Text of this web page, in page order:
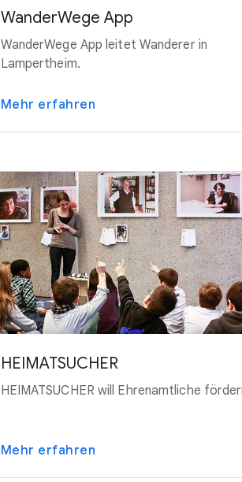
WanderWege App
WanderWege App leitet Wanderer in
Lampertheim.
Mehr erfahren
HEIMATSUCHER
HEIMATSUCHER will Ehrenamtliche
Mehr erfahren